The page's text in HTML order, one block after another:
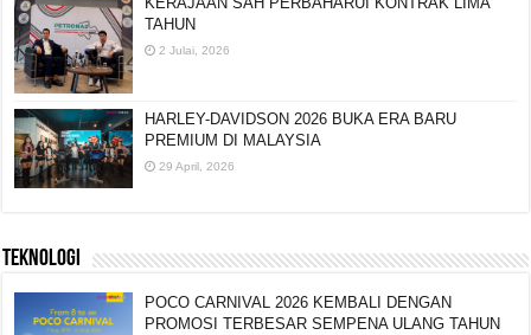
TAHUN
2 Julai, 2026
HARLEY-DAVIDSON 2026 BUKA ERA BARU
PREMIUM DI MALAYSIA
29 April, 2026
TEKNOLOGI
POCO CARNIVAL 2026 KEMBALI DENGAN
PROMOSI TERBESAR SEMPENA ULANG TAHUN